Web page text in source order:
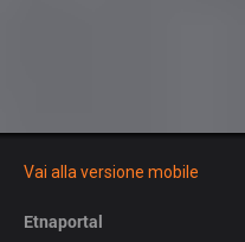
Vai alla versione mobile
Etnaportal